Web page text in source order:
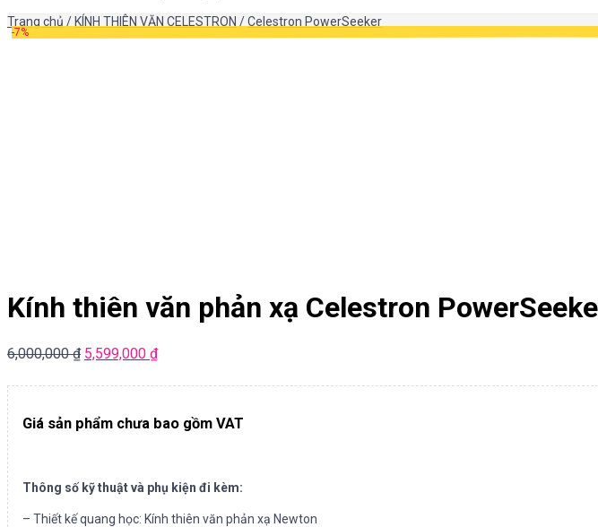
Trang chủ / KÍNH THIÊN VĂN CELESTRON /Celestron PowerSeeker
-7%
Kính thiên văn phản xạ Celestron
6,000,000₫ 5,599,000 ₫
Giá sản phẩm chưa bao gồm VAT
Thông số kỹ thuật và phụ kiện đi kèm:
– Thiết kế quang học: Kính thiên văn phản xạ Newton